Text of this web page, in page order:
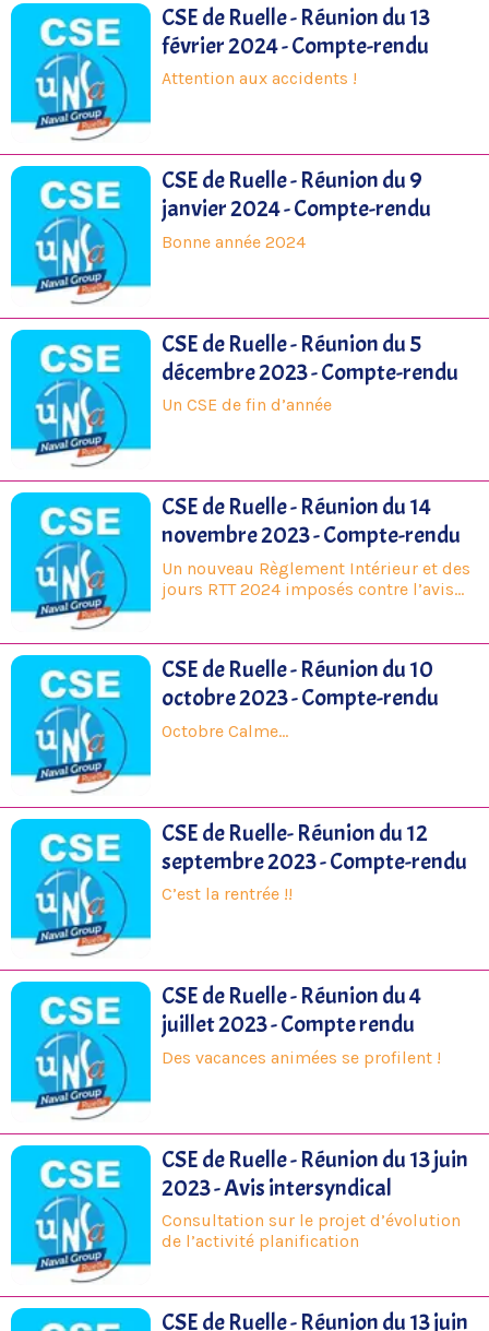
CSE de Ruelle - Réunion du 13
février 2024 - Compte-rendu
Attention aux accidents !
CSE de Ruelle - Réunion du 9
janvier 2024 - Compte-rendu
Bonne année 2024
CSE de Ruelle - Réunion du 5
décembre 2023 - Compte-rendu
Un CSE de fin d’année
CSE de Ruelle - Réunion du 14
novembre 2023 - Compte-rendu
Un nouveau Règlement Intérieur et des
jours RTT 2024 imposés contre l’avis
CSE de Ruelle - Réunion du 10
octobre 2023 - Compte-rendu
Octobre Calme…
CSE de Ruelle- Réunion du 12
septembre 2023 - Compte-rendu
C’est la rentrée !!
CSE de Ruelle - Réunion du 4
juillet 2023 - Compte rendu
Des vacances animées se profilent !
CSE de Ruelle - Réunion du 13 juin
2023 - Avis intersyndical
Consultation sur le projet d’évolution
de l’activité planification
CSE de Ruelle - Réunion du 13 juin